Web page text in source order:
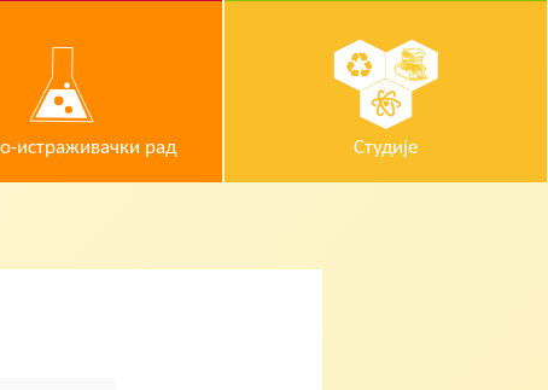
истраживачки рад Студије